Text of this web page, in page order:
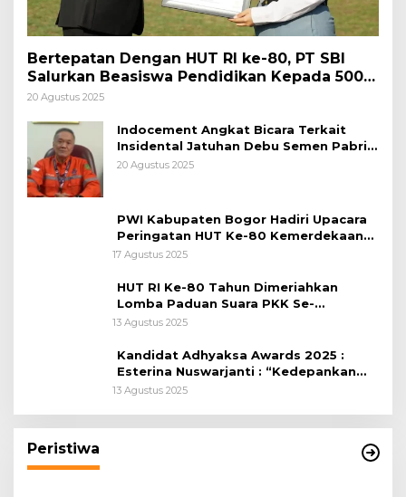
Bertepatan Dengan HUT RI ke-80, PT SBI
Salurkan Beasiswa Pendidikan Kepada 500
Pelajar
20 Agustus 2025
Indocement Angkat Bicara Terkait
Insidental Jatuhan Debu Semen Pabrik
Citeureup
20 Agustus 2025
PWI Kabupaten Bogor Hadiri Upacara
Peringatan HUT Ke-80 Kemerdekaan
RI, di Lapangan Tegar Beriman
17 Agustus 2025
HUT RI Ke-80 Tahun Dimeriahkan
Lomba Paduan Suara PKK Se-
Kabupaten Bogor
13 Agustus 2025
Kandidat Adhyaksa Awards 2025 :
Esterina Nuswarjanti : “Kedepankan
Keadilan Restoratif Wujudkan
13 Agustus 2025
Peristiwa